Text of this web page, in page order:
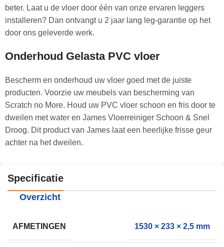
beter. Laat u de vloer door één van onze ervaren leggers
installeren? Dan ontvangt u 2 jaar lang leg-garantie op het
door ons geleverde werk.
Onderhoud Gelasta PVC vloer
Bescherm en onderhoud uw vloer goed met de juiste
producten. Voorzie uw meubels van bescherming van
Scratch no More. Houd uw PVC vloer schoon en fris door te
dweilen met water en James Vloerreiniger Schoon & Snel
Droog. Dit product van James laat een heerlijke frisse geur
achter na het dweilen.
Specificatie
Overzicht
AFMETINGEN 1530 × 233 × 2,5 mm